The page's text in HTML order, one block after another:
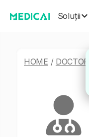
Soluții
HOME / DOCTORI